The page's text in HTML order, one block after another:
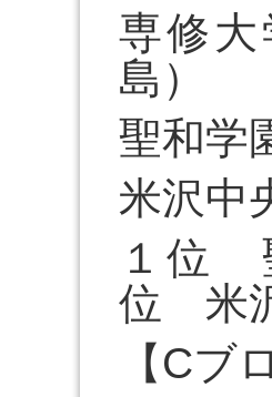
専修
島）
聖和学
米沢中
１位
位 米
【Cブ